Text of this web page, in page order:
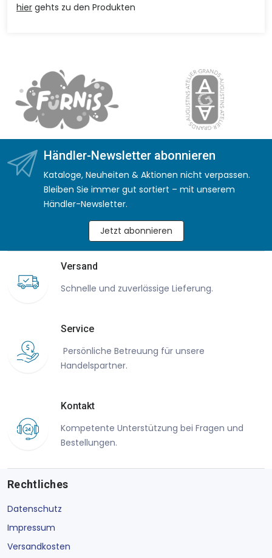
hier gehts zu den Produkten
Händler-Newsletter abonnieren
Kataloge, Neuheiten & Aktionen nicht verpassen.
Bleiben Sie immer gut sortiert – mit unserem
Händler-Newsletter.
Jetzt abonnieren
Versand
Schnelle und zuverlässige Lieferung.
Service
Persönliche Betreuung für unsere
Handelspartner.
Kontakt
Kompetente Unterstützung bei Fragen und
Bestellungen.
Rechtliches
Datenschutz
Impressum
Versandkosten